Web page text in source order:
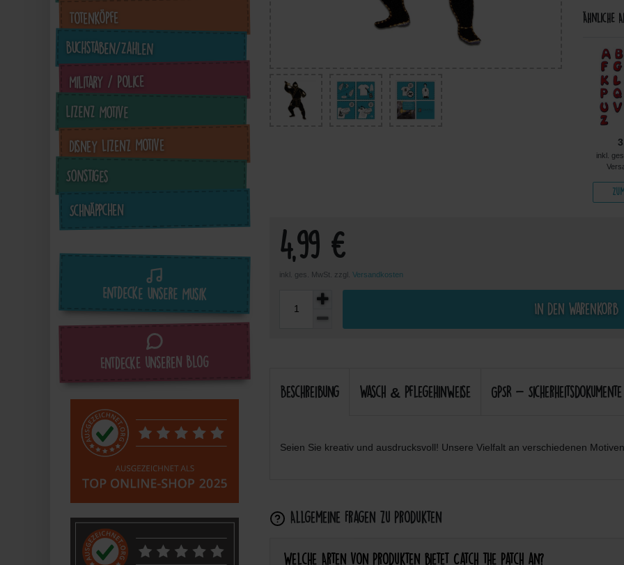
Totenköpfe
Buchstaben/Zahlen
Military / Police
Lizenz Motive
Disney Lizenz Motive
Sonstiges
Schnäppchen
Entdecke unsere Musik
Entdecke unseren Blog
Ähnliche
Zum Artikel
inkl.
4,99 €
inkl. ges. MwSt. zzgl. Versandkosten
In den Warenkorb
Beschreibung Wasch & Pflegehinweise GPSR - Sicherheitsdokumente
Seien Sie kreativ und ausdrucksvoll! Unsere Vielfalt an verschiedenen
Allgemeine Fragen zu Produkten
Welche Arten von Produkten bietet Catch the Patch an?